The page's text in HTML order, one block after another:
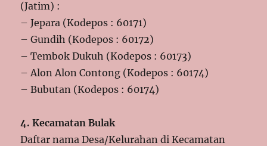
(Jatim) :
– Jepara (Kodepos : 60171)
– Gundih (Kodepos : 60172)
– Tembok Dukuh (Kodepos : 60173)
– Alon Alon Contong (Kodepos : 60174)
– Bubutan (Kodepos : 60174)
4. Kecamatan Bulak
Daftar nama Desa/Kelurahan di Kecamatan